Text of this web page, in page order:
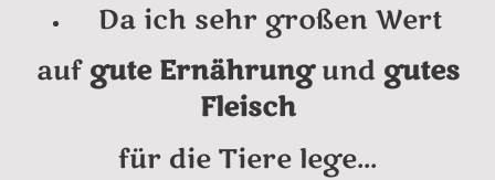
Da ich sehr großen Wert
auf gute Ernährungund gutes
Fleisch
für die Tiere lege...